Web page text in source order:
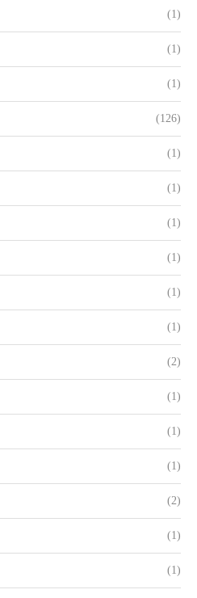
(1)
(1)
(1)
(126)
(1)
(1)
(1)
(1)
(1)
(1)
(2)
(1)
(1)
(1)
(2)
(1)
(1)